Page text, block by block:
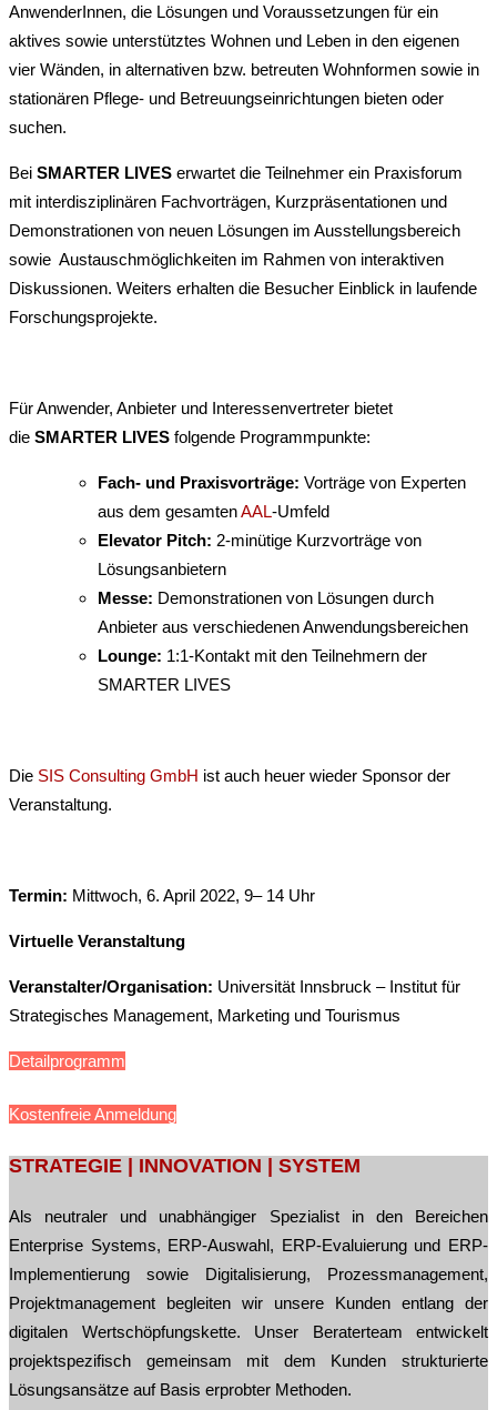
AnwenderInnen, die Lösungen und Voraussetzungen für ein
aktives sowie unterstütztes Wohnen und Leben in den eigenen
vier Wänden, in alternativen bzw. betreuten Wohnformen sowie in
stationären Pflege- und Betreuungseinrichtungen bieten oder
suchen.
Bei SMARTER LIVES erwartet die Teilnehmer ein Praxisforum
mit interdisziplinären Fachvorträgen, Kurzpräsentationen und
Demonstrationen von neuen Lösungen im Ausstellungsbereich
sowie Austauschmöglichkeiten im Rahmen von interaktiven
Diskussionen. Weiters erhalten die Besucher Einblick in laufende
Forschungsprojekte.
Für Anwender, Anbieter und Interessenvertreter bietet
die SMARTER LIVES folgende Programmpunkte:
Fach- und Praxisvorträge: Vorträge von Experten
aus dem gesamtenAAL-Umfeld
Elevator Pitch: 2-minütige Kurzvorträge von
Lösungsanbietern
Messe: Demonstrationen von Lösungen durch
Anbieter aus verschiedenen Anwendungsbereichen
Lounge: 1:1-Kontakt mit den Teilnehmern der
SMARTER LIVES
Die SIS Consulting GmbH ist auch heuer wieder Sponsor der
Veranstaltung.
Termin: Mittwoch, 6. April 2022, 9– 14 Uhr
Virtuelle Veranstaltung
Veranstalter/Organisation: Universität Innsbruck – Institut für
Strategisches Management, Marketing und Tourismus
Detailprogramm
Kostenfreie Anmeldung
Post
navigation
STRATEGIE | INNOVATION | SYSTEM
Als neutraler und unabhängiger Spezialist in den Bereichen
Enterprise Systems, ERP-Auswahl, ERP-Evaluierung und ERP-
Implementierung sowie Digitalisierung, Prozessmanagement,
Projektmanagement begleiten wir unsere Kunden entlang der
digitalen Wertschöpfungskette. Unser Beraterteam entwickelt
projektspezifisch gemeinsam mit dem Kunden strukturierte
Lösungsansätze auf Basis erprobter Methoden.